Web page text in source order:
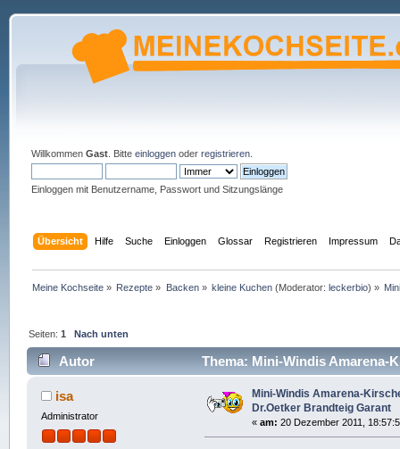
Willkommen Gast. Bitte einloggenoder registrieren.
Einloggen mit Benutzername, Passwort und Sitzungslänge
Übersicht Hilfe Suche Einloggen Glossar Registrieren Impressum
Meine Kochseite » Rezepte » Backen» kleine Kuchen (Moderator:leckerbio) »
Seiten:1 Nach unten
Autor Thema: Mini-Windis Amarena-
isa
Administrator
Mini-Windis Amarena-
Dr.Oetker Brandteig Garant
« am: 20 Dezember 2011,